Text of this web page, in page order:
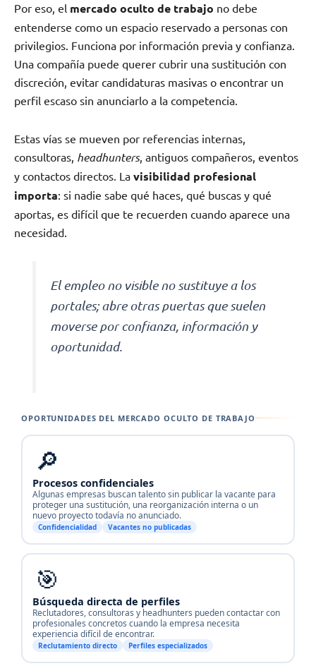
Por eso, el mercado oculto de trabajo no debe
entenderse como un espacio reservado a personas con
privilegios. Funciona por información previa y confianza.
Una compañía puede querer cubrir una sustitución con
discreción, evitar candidaturas masivas o encontrar un
perfil escaso sin anunciarlo a la competencia.
Estas vías se mueven por referencias internas,
consultoras, headhunters, antiguos compañeros, eventos
y contactos directos. La visibilidad profesional
importa: si nadie sabe qué haces, qué buscas y qué
aportas, es difícil que te recuerden cuando aparece una
necesidad.
El empleo no visible no sustituye a los
portales; abre otras puertas que suelen
moverse por confianza, información y
oportunidad.
OPORTUNIDADES DEL MERCADO OCULTO DE TRABAJO
🔎
Procesos confidenciales
Algunas empresas buscan talento sin publicar la vacante para
proteger una sustitución, una reorganización interna o un
nuevo proyecto todavía no anunciado.
Confidencialidad Vacantes no publicadas
🎯
Búsqueda directa de perfiles
Reclutadores, consultoras y headhunters pueden contactar con
profesionales concretos cuando la empresa necesita
experiencia difícil de encontrar.
Reclutamiento directo Perfiles especializados